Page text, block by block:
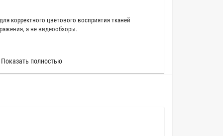
корректного цветового восприятия тканей
а не видеообзоры.
описать цвет каждой ткани из нашего каталога.
ткань в естественном свете, стараемся
условия и описания. Но несмотря на наши
Показать полностью